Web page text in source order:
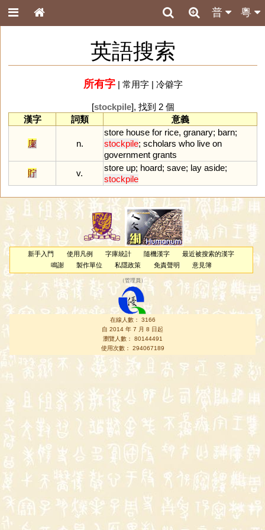
粵
普
英語搜索
所有字| 常用字| 冷僻字
[stockpile], 找到 2 個
漢字
詞類 意義
廩 n.
store house for rice, granary; barn;
stockpile; scholars who live on
government grants
貯
v.
store up; hoard; save; lay aside;
stockpile
新手入門 使用凡例 字庫統計 隨機漢字
最近被搜索的漢字
鳴謝
製作單位 私隱政策 免責聲明 意見簿
（管理員 ）
在線人數： 3166
自 2014 年 7 月 8 日起
瀏覽人數： 80144491
使用次數： 294067189